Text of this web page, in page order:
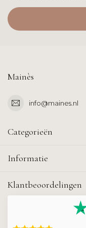
Mainès
info@maines.nl
Categorieën
Informatie
Klantbeoordelingen